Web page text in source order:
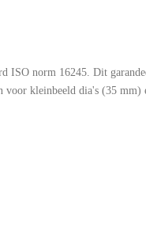
ISO norm 16245. Dit
voor kleinbeeld dia's (35 mm)